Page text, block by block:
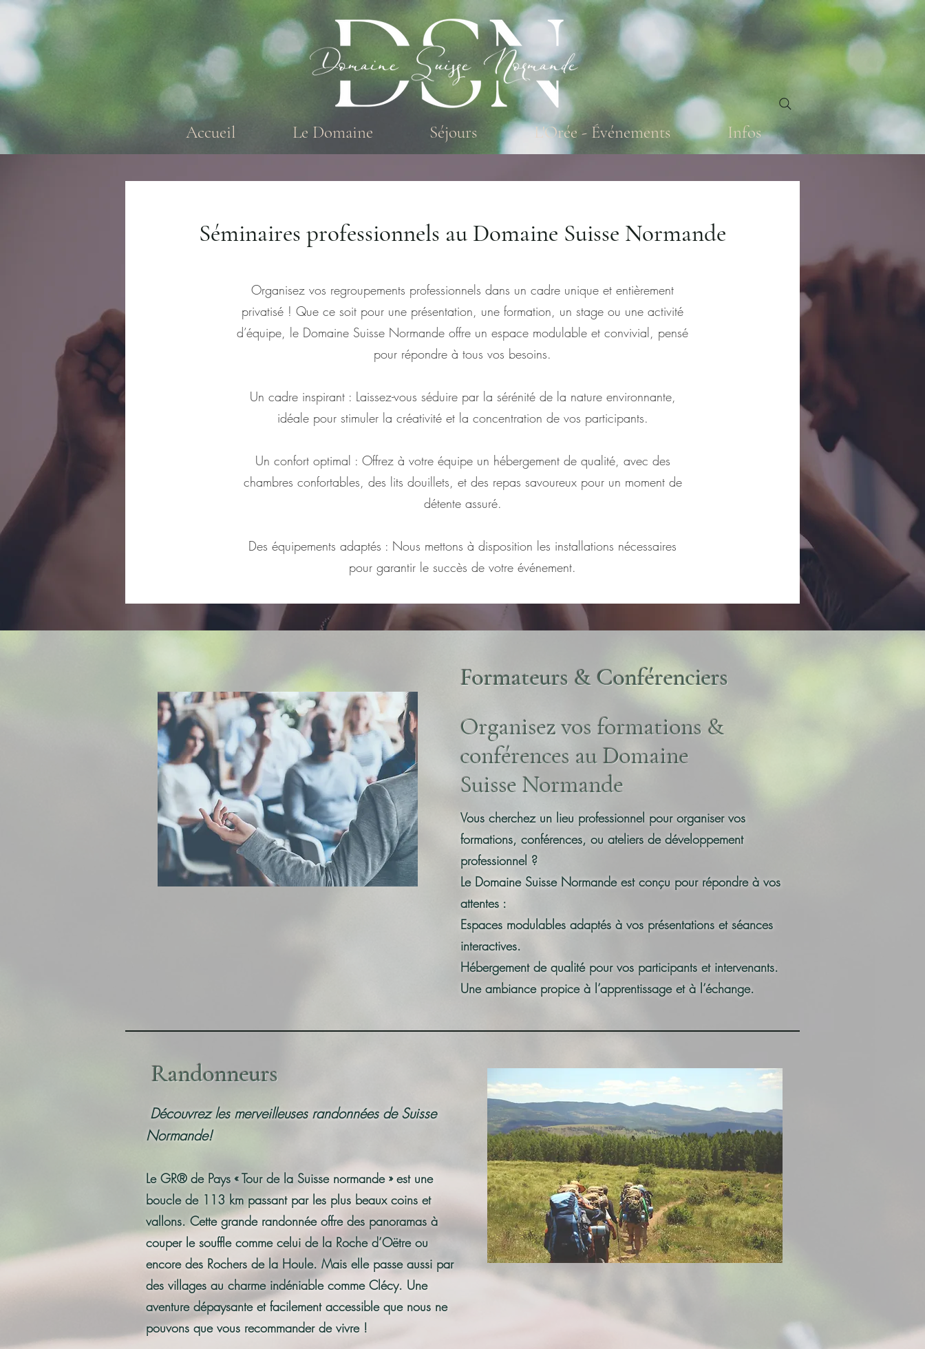
Accueil Le Domaine Séjours L'Orée - Événements Infos
Séminaires professionnels au Domaine Suisse Normande
Organisez vos regroupements professionnels dans un cadre unique et entièrement
privatisé ! Que ce soit pour une présentation, une formation, un stage ou une activité
d’équipe, le Domaine Suisse Normande offre un espace modulable et convivial, pensé
pour répondre à tous vos besoins.
Un cadre inspirant : Laissez-vous séduire par la sérénité de la nature environnante,
idéale pour stimuler la créativité et la concentration de vos participants.
Un confort optimal : Offrez à votre équipe un hébergement de qualité, avec des
chambres confortables, des lits douillets, et des repas savoureux pour un moment de
détente assuré.
Des équipements adaptés : Nous mettons à disposition les installations nécessaires
pour garantir le succès de votre événement.
Formateurs & Conférenciers
Organisez vos formations &
conférences au Domaine
Suisse Normande
Vous cherchez un lieu professionnel pour organiser vos
formations, conférences, ou ateliers de développement
professionnel ?
Le Domaine Suisse Normande est conçu pour répondre à vos
attentes :
Espaces modulables adaptés à vos présentations et séances
interactives.
Hébergement de qualité pour vos participants et intervenants.
Une ambiance propice à l’apprentissage et à l’échange.
Randonneurs
Découvrez les merveilleuses randonnées de Suisse
Normande!
Le GR® de Pays « Tour de la Suisse normande » est une
boucle de 113 km passant par les plus beaux coins et
vallons. Cette grande randonnée offre des panoramas à
couper le souffle comme celui de la Roche d’Oëtre ou
encore des Rochers de la Houle. Mais elle passe aussi par
des villages au charme indéniable comme Clécy. Une
aventure dépaysante et facilement accessible que nous ne
pouvons que vous recommander de vivre !